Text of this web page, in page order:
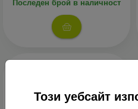
Този уебсайт
Последен брой в наличност